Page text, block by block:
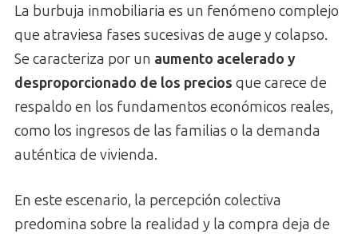
La burbuja inmobiliaria es un fenómeno complejo
que atraviesa fases sucesivas de auge y colapso.
Se caracteriza por un aumento acelerado y
desproporcionado de los precios que carece de
respaldo en los fundamentos económicos reales,
como los ingresos de las familias o la demanda
auténtica de vivienda.
En este escenario, la percepción colectiva
predomina sobre la realidad y la compra deja de